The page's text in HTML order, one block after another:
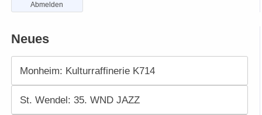
Abmelden
Neues
Monheim: Kulturraffinerie K714
St. Wendel: 35. WND JAZZ